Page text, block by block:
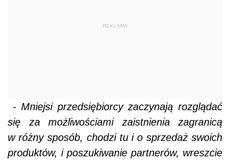
REKLAMA
-Mniejsi przedsiębiorcy zaczynają rozglądać
się za możliwościami zaistnienia zagranicą
w różny sposób, chodzi tu i o sprzedaż swoich
produktów, i poszukiwanie partnerów, wreszcie